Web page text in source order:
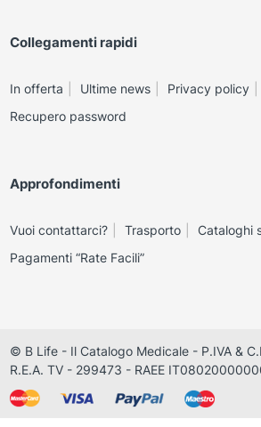
Collegamenti rapidi
In offerta Ultime news Privacy policy
Recupero password
Approfondimenti
Vuoi contattarci? Trasporto
Cataloghi
Pagamenti “Rate Facili”
© B Life - Il Catalogo Medicale - P.IVA &
R.E.A. TV - 299473 - RAEE